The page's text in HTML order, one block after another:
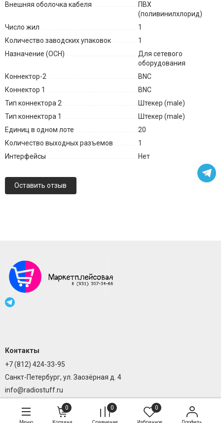
Внешняя оболочка кабеля
ПВХ
(поливинилхлорид)
Число жил
1
Количество заводских упаковок
1
Назначение (ОСН)
Для сетевого
оборудования
Коннектор-2
BNC
Коннектор 1
BNC
Тип коннектора 2
Штекер (male)
Тип коннектора 1
Штекер (male)
Единиц в одном лоте
20
Количество выходных разъемов
1
Интерфейсы
Нет
Оставить отзыв
Контакты
+7 (812) 424-33-95
Санкт-Петербург, ул. Заозёрная д. 4
info@radiostuff.ru
0 0 0